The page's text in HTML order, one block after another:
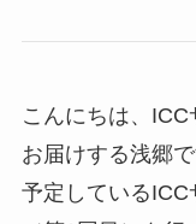
こんにちは、
お届けする浅郷
予定している